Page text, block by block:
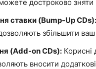
достроково зняти
ставки (Bump-Up CDs):
збільшити ваш
(Add-on CDs): Корисні
вносити